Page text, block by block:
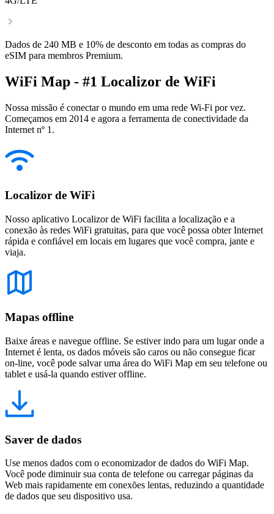
Dados de 240 MB e 10% de desconto em todas as compras do
eSIM para membros Premium.
WiFi Map - #1 Localizor de WiFi
Nossa missão é conectar o mundo em uma rede Wi-Fi por vez.
Começamos em 2014 e agora a ferramenta de conectividade da
Internet nº 1.
Localizor de WiFi
Nosso aplicativo Localizor de WiFi facilita a localização e a
conexão às redes WiFi gratuitas, para que você possa obter Internet
rápida e confiável em locais em lugares que você compra, jante e
viaja.
Mapas offline
Baixe áreas e navegue offline. Se estiver indo para um lugar onde a
Internet é lenta, os dados móveis são caros ou não consegue ficar
on-line, você pode salvar uma área do WiFi Map em seu telefone ou
tablet e usá-la quando estiver offline.
Saver de dados
Use menos dados com o economizador de dados do WiFi Map.
Você pode diminuir sua conta de telefone ou carregar páginas da
Web mais rapidamente em conexões lentas, reduzindo a quantidade
de dados que seu dispositivo usa.